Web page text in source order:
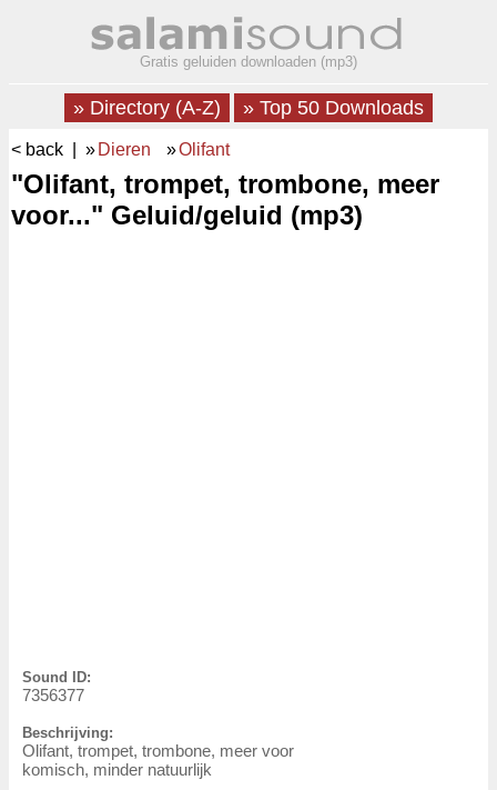
Gratis geluiden downloaden (mp3)
» Directory (A-Z) » Top 50 Downloads
< back | » Dieren »Olifant
"Olifant, trompet, trombone, meer
voor..." Geluid/geluid (mp3)
Sound ID:
7356377
Beschrijving:
Olifant, trompet, trombone, meer voor
komisch, minder natuurlijk